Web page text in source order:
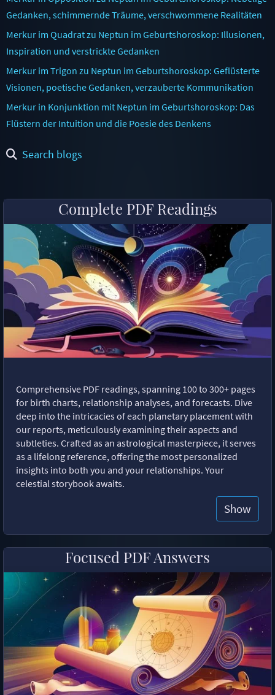
Gedanken, schimmernde Träume, verschwommene Realitäten
Merkur im Quadrat zu Neptun im Geburtshoroskop: Illusionen,
Inspiration und verstrickte Gedanken
Merkur im Trigon zu Neptun im Geburtshoroskop: Geflüsterte
Visionen, poetische Gedanken, verzauberte Kommunikation
Merkur in Konjunktion mit Neptun im Geburtshoroskop: Das
Flüstern der Intuition und die Poesie des Denkens
Search blogs
Complete PDF Readings
Comprehensive PDF readings, spanning 100 to 300+ pages
for birth charts, relationship analyses, and forecasts. Dive
deep into the intricacies of each planetary placement with
our reports, meticulously examining their aspects and
subtleties. Crafted as an astrological masterpiece, it serves
as a lifelong reference, offering the most personalized
insights into both you and your relationships. Your
celestial storybook awaits.
Show
Focused PDF Answers